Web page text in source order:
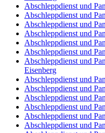
Abschleppdienst und
Abschleppdienst und
Abschleppdienst und
Abschleppdienst und
Abschleppdienst und
Abschleppdienst und
Abschleppdienst und
Eisenberg
Abschleppdienst und
Abschleppdienst und
Abschleppdienst und
Abschleppdienst und
Abschleppdienst und
Abschleppdienst und